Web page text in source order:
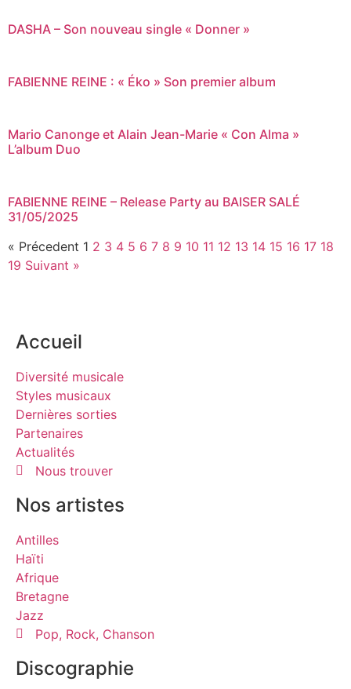
DASHA – Son nouveau single « Donner »
FABIENNE REINE : « Éko » Son premier album
Mario Canonge et Alain Jean-Marie « Con Alma »
L’album Duo
FABIENNE REINE – Release Party au BAISER SALÉ
31/05/2025
« Précedent 1 2 3 4 5 6 7 8 9 10 11 12 13 14 15 16 17 18
19 Suivant »
Accueil
Diversité musicale
Styles musicaux
Dernières sorties
Partenaires
Actualités
Nous trouver
Nos artistes
Antilles
Haïti
Afrique
Bretagne
Jazz
Pop, Rock, Chanson
Discographie